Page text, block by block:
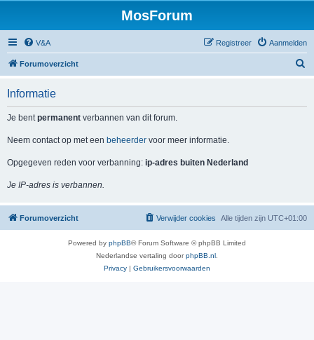
MosForum
V&A Aanmelden
Registreer
Forumoverzicht
Informatie
Je bentpermanent verbannen van dit forum.
Neem contact op met een beheerder voor meer informatie.
Opgegeven reden voor verbanning: ip-adres buiten Nederland
Je IP-adres is verbannen.
Forumoverzicht Alle tijden zijn UTC+01:00
Verwijder cookies
Powered by phpBB® Forum Software © phpBB Limited
Nederlandse vertaling doorphpBB.nl
Privacy | Gebruikersvoorwaarden